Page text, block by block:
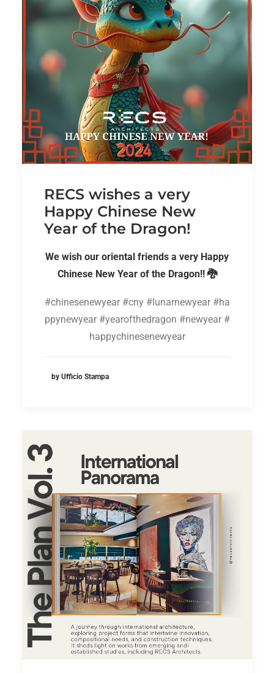
RECS wishes a very
Happy Chinese New
Year of the Dragon!
We wish our oriental friends a very Happy
Chinese New Year of the Dragon!! 🐉
#chinesenewyear #cny #lunarnewyear #ha
ppynewyear #yearofthedragon #newyear #
happychinesenewyear
by Ufficio Stampa